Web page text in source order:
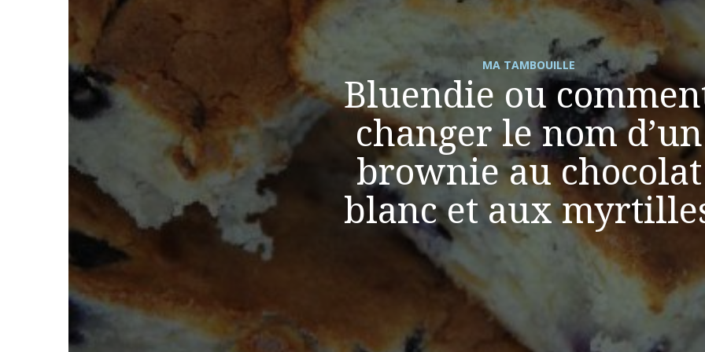
MA TAMBOUILLE
Bluendie ou
changer le nom d’un
brownie au chocolat
blanc et aux